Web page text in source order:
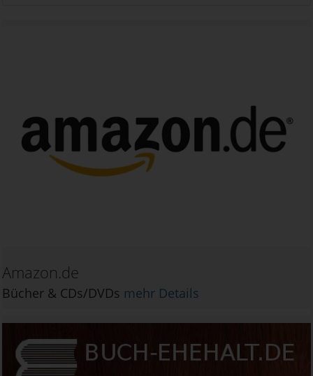
Amazon.de
Bücher & CDs/DVDs mehr Details